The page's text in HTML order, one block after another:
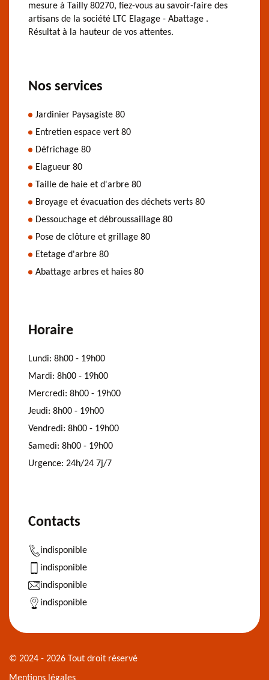
mesure à Tailly 80270, fiez-vous au savoir-faire des
artisans de la société LTC Elagage - Abattage .
Résultat à la hauteur de vos attentes.
Nos services
Jardinier Paysagiste 80
Entretien espace vert 80
Défrichage 80
Elagueur 80
Taille de haie et d'arbre 80
Broyage et évacuation des déchets verts 80
Dessouchage et débroussaillage 80
Pose de clôture et grillage 80
Etetage d'arbre 80
Abattage arbres et haies 80
Horaire
Lundi: 8h00 - 19h00
Mardi: 8h00 - 19h00
Mercredi: 8h00 - 19h00
Jeudi: 8h00 - 19h00
Vendredi: 8h00 - 19h00
Samedi: 8h00 - 19h00
Urgence: 24h/24 7j/7
Contacts
indisponible
indisponible
indisponible
indisponible
© 2024 - 2026 Tout droit réservé
Mentions légales